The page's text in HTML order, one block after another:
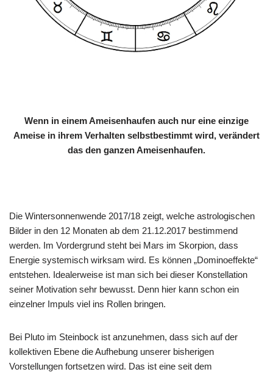
Wenn in einem Ameisenhaufen auch nur eine einzige
Ameise in ihrem Verhalten selbstbestimmt wird, verändert
das den ganzen Ameisenhaufen.
Die Wintersonnenwende 2017/18 zeigt, welche astrologischen
Bilder in den 12 Monaten ab dem 21.12.2017 bestimmend
werden. Im Vordergrund steht bei Mars im Skorpion, dass
Energie systemisch wirksam wird. Es können „Dominoeffekte“
entstehen. Idealerweise ist man sich bei dieser Konstellation
seiner Motivation sehr bewusst. Denn hier kann schon ein
einzelner Impuls viel ins Rollen bringen.
Bei Pluto im Steinbock ist anzunehmen, dass sich auf der
kollektiven Ebene die Aufhebung unserer bisherigen
Vorstellungen fortsetzen wird. Das ist eine seit dem